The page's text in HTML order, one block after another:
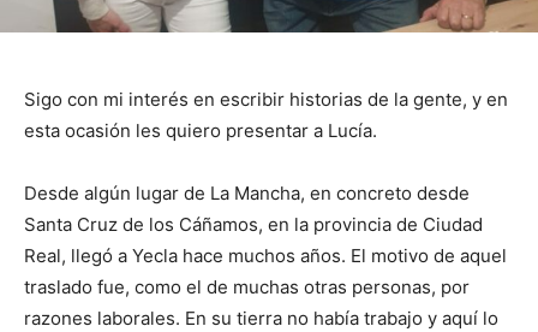
Sigo con mi interés en escribir historias de la gente, y en
esta ocasión les quiero presentar a Lucía.
Desde algún lugar de La Mancha, en concreto desde
Santa Cruz de los Cáñamos, en la provincia de Ciudad
Real, llegó a Yecla hace muchos años. El motivo de aquel
traslado fue, como el de muchas otras personas, por
razones laborales. En su tierra no había trabajo y aquí lo